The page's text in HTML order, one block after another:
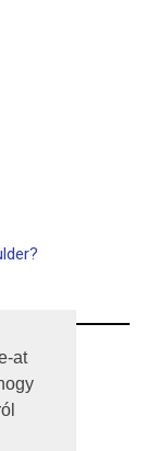
at